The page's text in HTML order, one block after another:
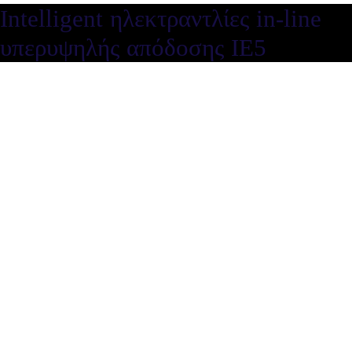
Intelligent ηλεκτραντλίες in-line
υπερυψηλής απόδοσης ΙΕ5